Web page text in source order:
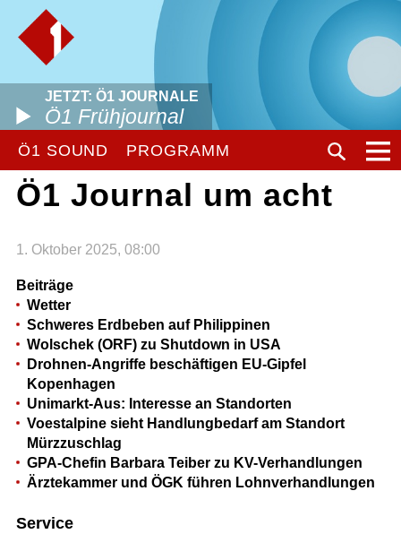
JETZT: Ö1 JOURNALE
Ö1 Frühjournal
Ö1 SOUND PROGRAMM
Ö1 Journal um acht
1. Oktober 2025, 08:00
Beiträge
Wetter
Schweres Erdbeben auf Philippinen
Wolschek (ORF) zu Shutdown in USA
Drohnen-Angriffe beschäftigen EU-Gipfel
Kopenhagen
Unimarkt-Aus: Interesse an Standorten
Voestalpine sieht Handlungbedarf am Standort
Mürzzuschlag
GPA-Chefin Barbara Teiber zu KV-Verhandlungen
Ärztekammer und ÖGK führen Lohnverhandlungen
Service